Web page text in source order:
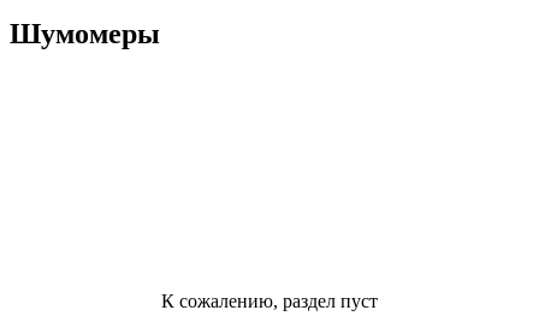
Шумомеры
К сожалению, раздел пуст